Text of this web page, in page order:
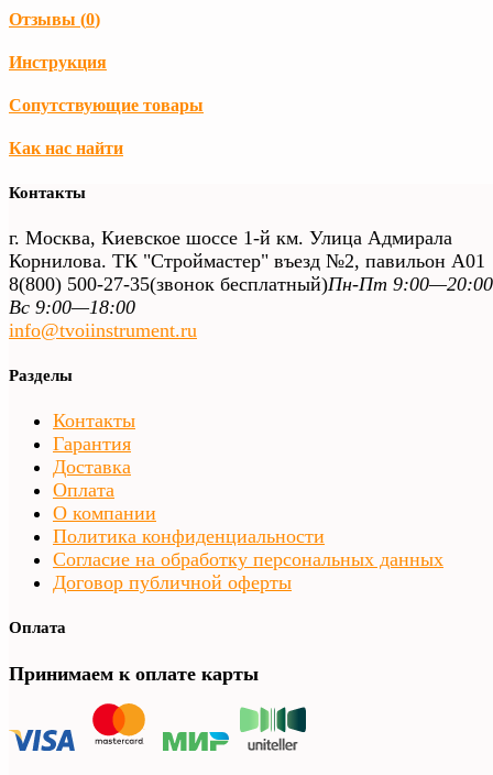
Отзывы (0)
Инструкция
Сопутствующие товары
Как нас найти
Контакты
г. Москва, Киевское шоссе 1-й км. Улица Адмирала
Корнилова. ТК "Строймастер" въезд №2, павильон А01
8(800) 500-27-35(звонок бесплатный)Пн-Пт
Вс 9:00—18:00
info@tvoiinstrument.ru
Разделы
Контакты
Гарантия
Доставка
Оплата
О компании
Политика конфиденциальности
Согласие на обработку персональных данных
Договор публичной оферты
Оплата
Принимаем к оплате карты